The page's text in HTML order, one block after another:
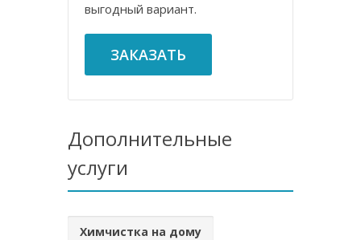
выгодный вариант.
ЗАКАЗАТЬ
Дополнительные
услуги
Химчистка на дому